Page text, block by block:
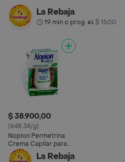
La Rebaja
19 min o prog.• $ 1500
$ 38.900,00
(648.34/g)
Nopion Permetrina
Crema Capilar para
Piojos Plus (1 %)La Rebaja